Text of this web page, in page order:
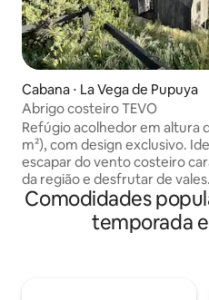
Cabana ⋅ La Vega de Pupuya
Abrigo costeiro TEVO
Refúgio acolhedor em altura
m²), com design exclusivo.
escapar do vento costeiro
da região e desfrutar de vales
temperados, riachos e
A poucos passos da praia,
supermercados. Serviço de BANHEIRA
Comodidades
temporada